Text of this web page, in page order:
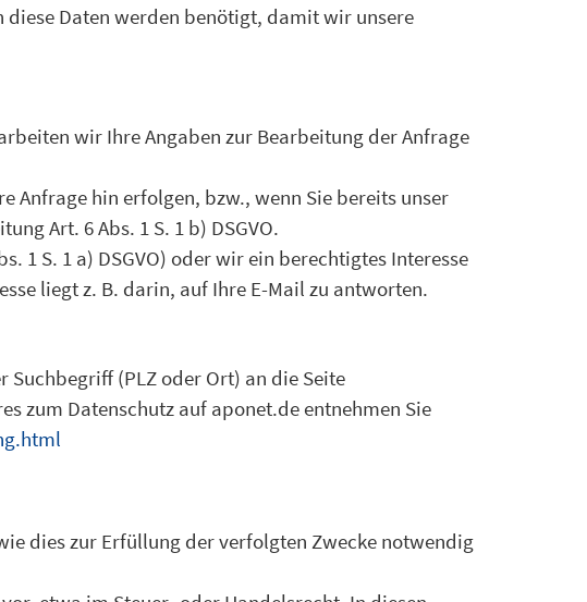
diese Daten werden benötigt, damit wir unsere
wir Ihre Angaben zur Bearbeitung der Anfrage
hin erfolgen, bzw., wenn Sie bereits unser
Art. 6 Abs. 1 S. 1 b) DSGVO.
1 S. 1 a) DSGVO) oder wir ein berechtigtes Interesse
liegt z. B. darin, auf Ihre E-Mail zu antworten.
(PLZ oder Ort) an die Seite
zum Datenschutz auf aponet.de entnehmen Sie
dies zur Erfüllung der verfolgten Zwecke notwendig